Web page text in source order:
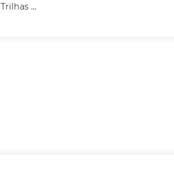
Trilhas ...